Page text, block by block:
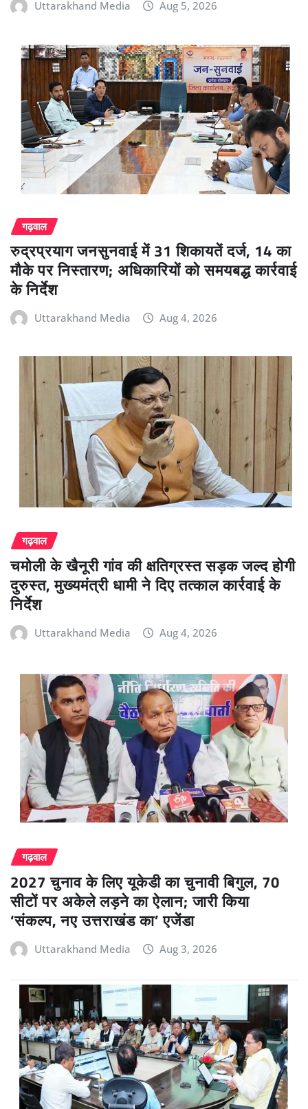
Uttarakhand Media Aug 5, 2026
गढ़वाल
रुद्रप्रयाग जनसुनवाई में 31 शिकायतें दर्ज, 14 का
मौके पर निस्तारण; अधिकारियों को समयबद्ध कार्रवाई
के निर्देश
Uttarakhand Media Aug 4, 2026
गढ़वाल
चमोली के खैनूरी गांव की क्षतिग्रस्त सड़क जल्द होगी
दुरुस्त, मुख्यमंत्री धामी ने दिए तत्काल कार्रवाई के
निर्देश
Uttarakhand Media Aug 4, 2026
गढ़वाल
2027 चुनाव के लिए यूकेडी का चुनावी बिगुल, 70
सीटों पर अकेले लड़ने का ऐलान; जारी किया
‘संकल्प, नए उत्तराखंड का’ एजेंडा
Uttarakhand Media Aug 3, 2026